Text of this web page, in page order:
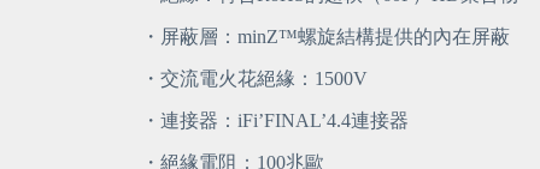
・屏蔽層：minZ™螺旋結構提供的內在屏蔽
・交流電火花絕緣：1500V
・連接器：iFi’FINAL’4.4連接器
・絕緣電阻：100兆歐